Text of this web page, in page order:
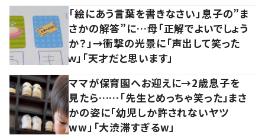
「絵にあう言葉を書きなさい」息子の”ま
さかの解答”に…母「正解でよいでしょう
か？」→衝撃の光景に「声出して笑った
ｗ」「天才だと思います」
ママが保育園へお迎えに→2歳息子を
見たら……「先生とめっちゃ笑った」まさ
かの姿に「幼児しか許されないヤツ
ww」「大渋滞すぎるw」